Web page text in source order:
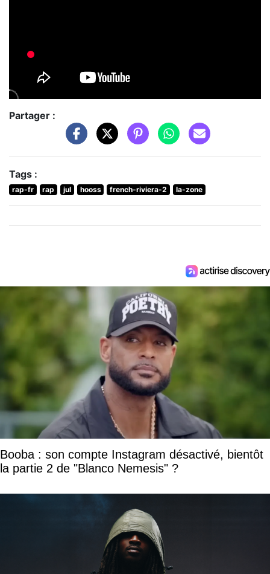
Partager :
Tags :
rap-fr rap jul hooss french-riviera-2 la-zone
Booba : son compte Instagram désactivé, bientôt
la partie 2 de "Blanco Nemesis" ?